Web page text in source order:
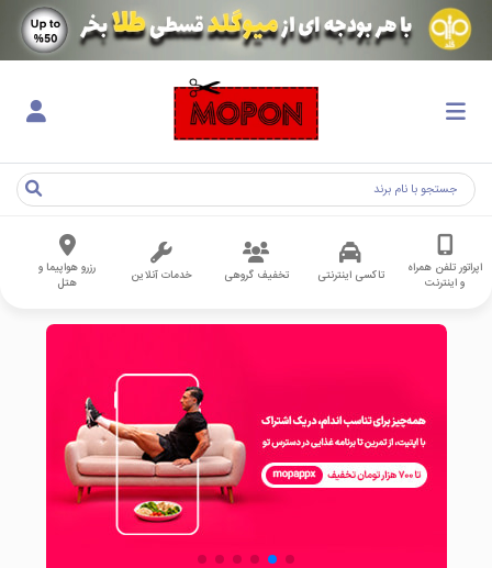
اپراتور تلفن همراه
و اینترنت
تاکسی اینترنتی تخفیف گروهی خدمات آنلاین
رزرو هواپیما و
هتل